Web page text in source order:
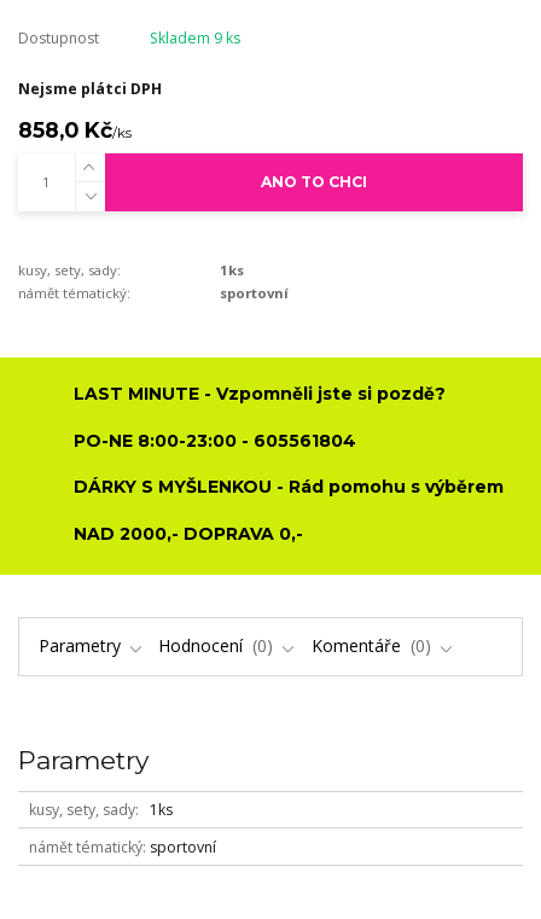
Dostupnost Skladem 9 ks
Nejsme plátci DPH
858,0 Kč/ks
ANO TO CHCI
kusy, sety, sady:
1ks
námět tématický:
sportovní
LAST MINUTE - Vzpomněli jste si pozdě?
PO-NE 8:00-23:00 - 605561804
DÁRKY S MYŠLENKOU - Rád pomohu s výběrem
NAD 2000,- DOPRAVA 0,-
Parametry Hodnocení 0 Komentáře 0
Parametry
kusy, sety, sady
1ks
námět tématický sportovní